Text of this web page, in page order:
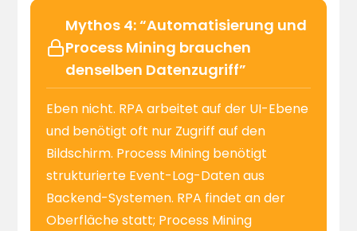
Mythos 4: “Automatisierung und
Process Mining brauchen
denselben Datenzugriff”
Eben nicht. RPA arbeitet auf der UI-Ebene
und benötigt oft nur Zugriff auf den
Bildschirm. Process Mining benötigt
strukturierte Event-Log-Daten aus
Backend-Systemen. RPA findet an der
Oberfläche statt; Process Mining